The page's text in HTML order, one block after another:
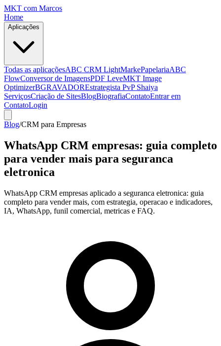
MKT com Marcos
Home
Aplicações
Todas as aplicaçõesABC CRM LightMarkePapelariaABC
FlowConversor de ImagensPDF LeveMKT Image
OptimizerBGRAVADOREstrategista PvP Shaiya
ServiçosCriação de SitesBlogBiografiaContatoEntrar em
ContatoLogin
Blog/CRM para Empresas
WhatsApp CRM empresas: guia completo
para vender mais para seguranca
eletronica
WhatsApp CRM empresas aplicado a seguranca eletronica: guia
completo para vender mais, com estrategia, operacao e indicadores,
IA, WhatsApp, funil comercial, metricas e FAQ.